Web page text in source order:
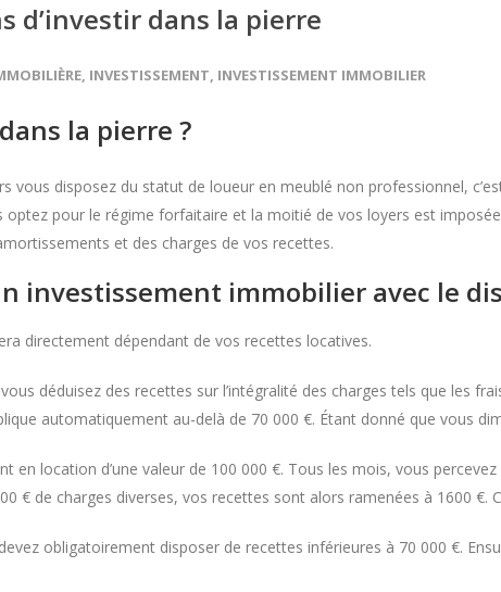
d’investir dans la pierre
, INVESTISSEMENT, INVESTISSEMENT IMMOBILIER
la pierre ?
vous disposez du statut de loueur en meublé non professionnel,
pour le régime forfaitaire et la moitié de vos loyers est
et des charges de vos recettes.
investissement immobilier avec le
directement dépendant de vos recettes locatives.
vous déduisez des recettes sur l’intégralité des charges tels que les
automatiquement au-delà de 70 000 €. Étant donné que vous
en location d’une valeur de 100 000 €. Tous les mois, vous
€ de charges diverses, vos recettes sont alors ramenées à 1600 €.
obligatoirement disposer de recettes inférieures à 70 000 €.